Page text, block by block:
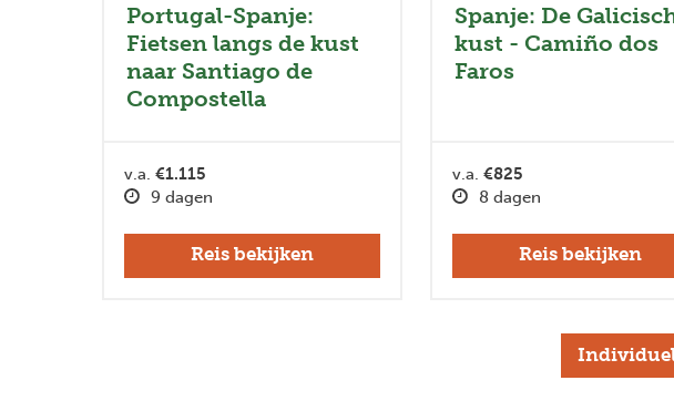
Portugal-Spanje:
Fietsen langs de kust
naar Santiago de
Compostella
v.a. €1.115
9 dagen
Reis bekijken
Spanje: De
kust - Camiño dos
Faros
v.a. €825
8 dagen
Reis bekijken